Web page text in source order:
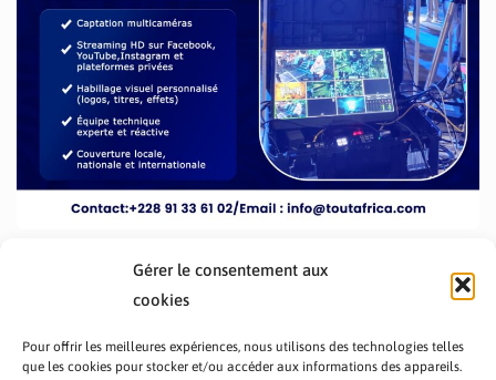
Gérer le consentement aux
cookies
Pour offrir les meilleures expériences, nous utilisons des technologies telles
que les cookies pour stocker et/ou accéder aux informations des appareils.